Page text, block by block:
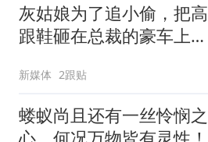
灰姑娘为了追小偷，把高
跟鞋砸在总裁的豪车上，
新媒体 2跟贴
蝼蚁尚且还有一丝怜悯之